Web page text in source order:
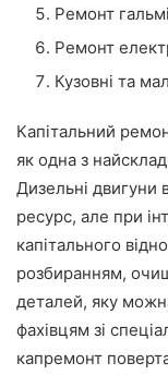
Ремонт
Ремонт
Кузовні та
Капітальний
як одна з
Дизельні двигуни
ресурс, але при
капітального
розбиранням,
деталей, яку
фахівцям зі
капремонт